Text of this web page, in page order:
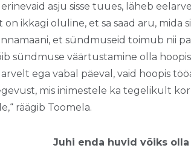
asju sisse tuues, läheb
on ikkagi oluline, et sa saad aru, mida
et sündmuseid toimub nii
sündmuse väärtustamine olla
ega vabal päeval, vaid hoopis
mis inimestele ka tegelikult
räägib Toomela.
Juhi enda huvid võiks